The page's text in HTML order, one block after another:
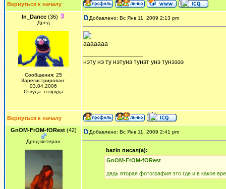
Вернуться к началу
In_Dance (36)
Дред
Сообщения: 25
Зарегистрирован:
03.04.2006
Откуда: отпруда
Добавлено: Вс Янв 11, 2009 2:13 pm
ааааааа
нэту нэ ту нэтунэ тунэт унэ тунээээ
Вернуться к началу
GnOM-FrOM-fORest(42)
Дред-ветеран
Добавлено: Вс Янв 11, 2009 2:41 pm
bazin писал(а):
GnOM-FrOM-fORest
дядь вторая фотография это где и в какое